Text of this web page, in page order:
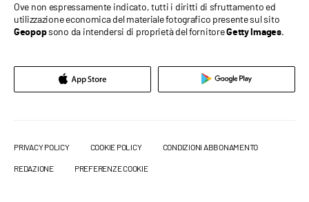
Ove non espressamente indicato, tutti i diritti di sfruttamento ed
utilizzazione economica del materiale fotografico presente sul sito
Geopopsono da intendersi di proprietà del fornitoreGetty Images.
PRIVACY POLICY COOKIE POLICY CONDIZIONI ABBONAMENTO
REDAZIONE PREFERENZE COOKIE